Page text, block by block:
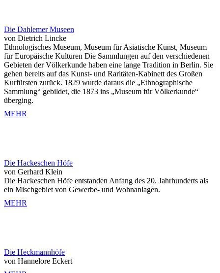
Die Dahlemer Museen
von Dietrich Lincke
Ethnologisches Museum, Museum für Asiatische Kunst, Museum
für Europäische Kulturen Die Sammlungen auf den verschiedenen
Gebieten der Völkerkunde haben eine lange Tradition in Berlin. Sie
gehen bereits auf das Kunst- und Raritäten-Kabinett des Großen
Kurfürsten zurück. 1829 wurde daraus die „Ethnographische
Sammlung“ gebildet, die 1873 ins „Museum für Völkerkunde“
überging.
MEHR
Die Hackeschen Höfe
von Gerhard Klein
Die Hackeschen Höfe entstanden Anfang des 20. Jahrhunderts als
ein Mischgebiet von Gewerbe- und Wohnanlagen.
MEHR
Die Heckmannhöfe
von Hannelore Eckert